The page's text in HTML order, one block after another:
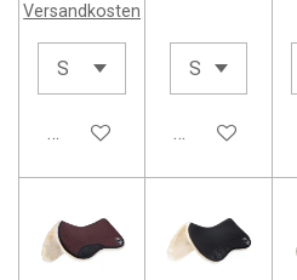
Versandkosten
In den WarenkorbIn den